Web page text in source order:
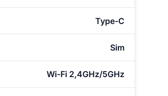
Type-C
Sim
Wi-Fi 2,4GHz/5GHz